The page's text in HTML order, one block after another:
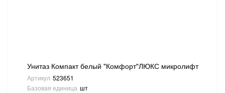
Унитаз Компакт белый "Комфорт"ЛЮКС микролифт
Артикул 523651
Базовая единица шт